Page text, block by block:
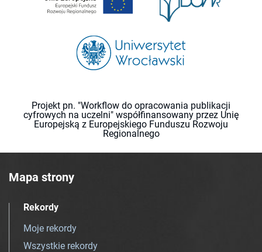
Projekt pn. "Workflow do opracowania publikacji
cyfrowych na uczelni" współfinansowany przez Unię
Europejską z Europejskiego Funduszu Rozwoju
Regionalnego
Mapa strony
Rekordy
Moje rekordy
Wszystkie rekordy